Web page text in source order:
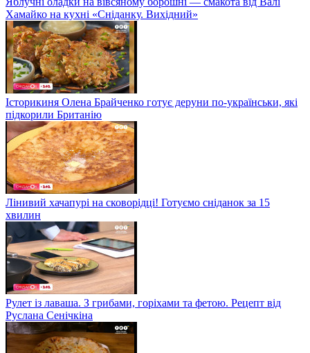
Хамайко на кухні «Сніданку. Вихідний»
Історикиня Олена Брайченко готує деруни по-українськи, які
підкорили Британію
Лінивий хачапурі на сковорідці! Готуємо сніданок за 15
хвилин
Рулет із лаваша. З грибами, горіхами та фетою. Рецепт від
Руслана Сенічкіна